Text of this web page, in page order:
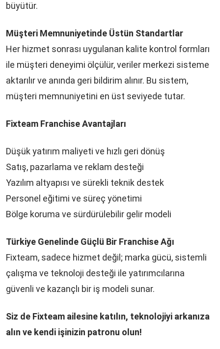
büyütür.
Müşteri Memnuniyetinde Üstün Standartlar
Her hizmet sonrası uygulanan kalite kontrol formları
ile müşteri deneyimi ölçülür, veriler merkezi sisteme
aktarılır ve anında geri bildirim alınır. Bu sistem,
müşteri memnuniyetini en üst seviyede tutar.
Fixteam Franchise Avantajları
Düşük yatırım maliyeti ve hızlı geri dönüş
Satış, pazarlama ve reklam desteği
Yazılım altyapısı ve sürekli teknik destek
Personel eğitimi ve süreç yönetimi
Bölge koruma ve sürdürülebilir gelir modeli
Türkiye Genelinde Güçlü Bir Franchise Ağı
Fixteam, sadece hizmet değil; marka gücü, sistemli
çalışma ve teknoloji desteği ile yatırımcılarına
güvenli ve kazançlı bir iş modeli sunar.
Siz de Fixteam ailesine katılın, teknolojiyi arkanıza
alın ve kendi işinizin patronu olun!